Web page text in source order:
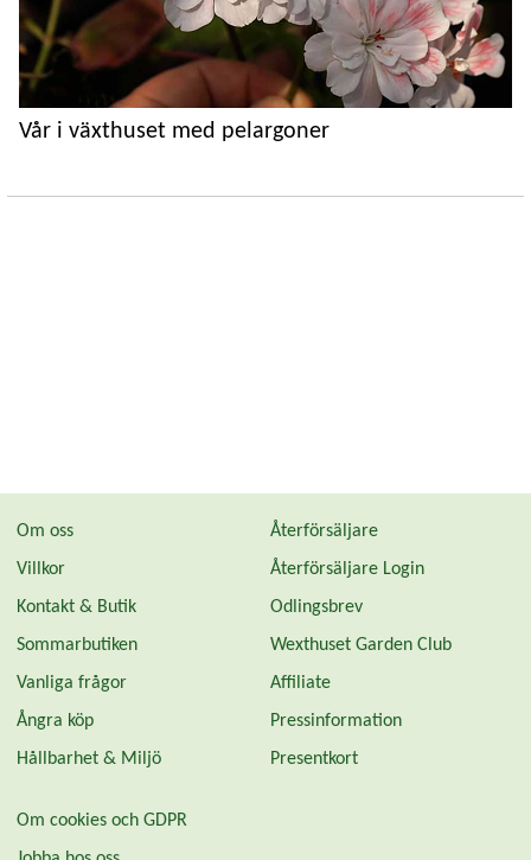
Vår i växthuset med pelargoner
Om oss
Villkor
Kontakt & Butik
Sommarbutiken
Vanliga frågor
Ångra köp
Hållbarhet & Miljö
Återförsäljare
Återförsäljare Login
Odlingsbrev
Wexthuset Garden Club
Affiliate
Pressinformation
Presentkort
Om cookies och GDPR